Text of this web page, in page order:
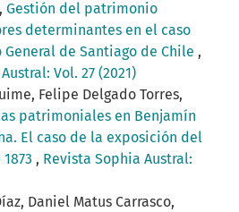
Gestión del patrimonio
determinantes en el caso
de Santiago de Chile ,
Vol. 27 (2021)
Felipe Delgado Torres,
patrimoniales en Benjamín
El caso de la exposición del
, Revista Sophia Austral:
Daniel Matus Carrasco,